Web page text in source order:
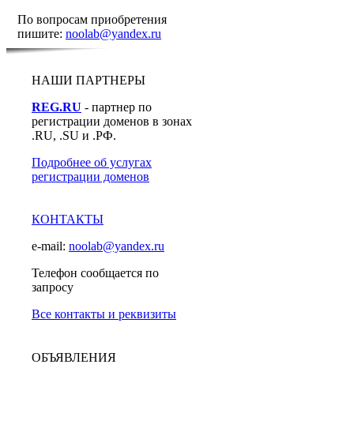
По вопросам приобретения
пишите: noolab@yandex.ru
НАШИ ПАРТНЕРЫ
REG.RU - партнер по
регистрации доменов в зонах
.RU, .SU и .РФ.
Подробнее об услугах
регистрации доменов
КОНТАКТЫ
e-mail: noolab@yandex.ru
Телефон сообщается по
запросу
Все контакты и реквизиты
ОБЪЯВЛЕНИЯ